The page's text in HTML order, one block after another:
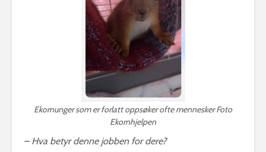
Ekornunger som er forlatt oppsøker ofte mennesker Foto
Ekornhjelpen
– Hva betyr denne jobben for dere?